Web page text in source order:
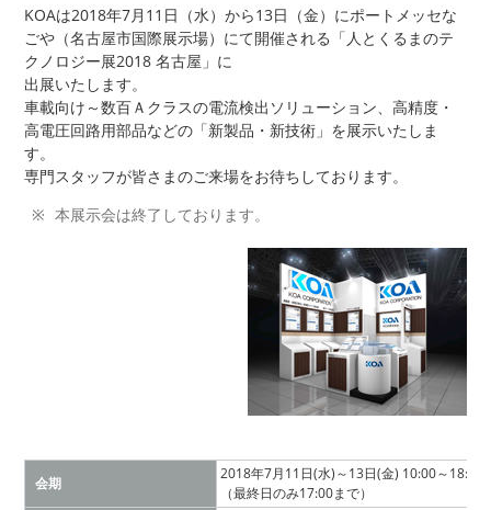
KOAは2018年7月11日（水）から13日（金）にポートメッセな
ごや（名古屋市国際展示場）にて開催される「人とくるまのテ
クノロジー展2018 名古屋」に
出展いたします。
車載向け～数百Ａクラスの電流検出ソリューション、高精度・
高電圧回路用部品などの「新製品・新技術」を展示いたしま
す。
専門スタッフが皆さまのご来場をお待ちしております。
本展示会は終了しております。
会期
2018年7月11日(水)～13日(金) 10:00～18:00
（最終日のみ17:00まで）